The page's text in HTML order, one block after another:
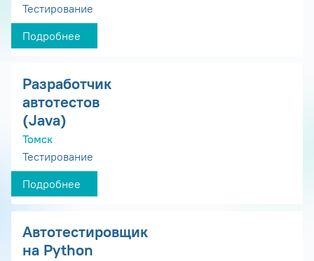
Тестирование
Подробнее
Разработчик
автотестов
(Java)
Томск
Тестирование
Подробнее
Автотестировщик
на Python